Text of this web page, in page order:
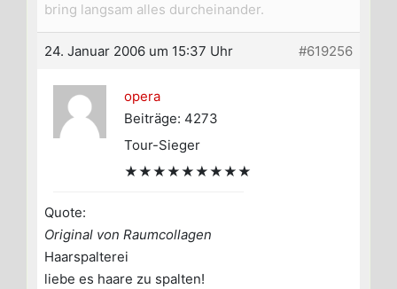
bring langsam alles durcheinander.
24. Januar 2006 um 15:37 Uhr #619256
opera
Beiträge: 4273
Tour-Sieger
★★★★★★★★★
Quote:
Original von Raumcollagen
Haarspalterei
liebe es haare zu spalten!